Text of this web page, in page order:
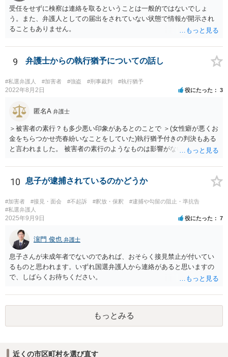
受任をせずに検察は連絡を取るということは一般的ではないでしょ
う。また、弁護人としての届出をされていない状態で情報が開示され
ることもありません。
9 弁護士からの執行猶予についての話し
#私選弁護人 #加害者 #強盗 #刑事裁判 #執行猶予
2022年8月2日 役にたった 3
匿名A 弁護士
＞被害者の素行？も多少悪い印象があるとのことで ＞(女性癖が悪くお
金をちらつかせ売春紛いなことをしていた)執行猶予付きの判決もある
と言われました。 被害者の素行のようなものは影響がないかと思いま
はあるのではないでしょうか。
10 息子が逮捕されているのかどうか
#加害者 #接見・面会 #不起訴 #釈放・保釈
#逮捕や勾留の阻止・準抗告
#私選弁護人
2025年9月9日 役にたった 7
濵門 俊也 弁護士
息子さんが未成年者でないのであれば、おそらく接見禁止が付いてい
るものと思われます。いずれ国選弁護人から連絡があると思いますの
で、しばらくお待ちください。
もっとみる
近くの市区町村を選び直す